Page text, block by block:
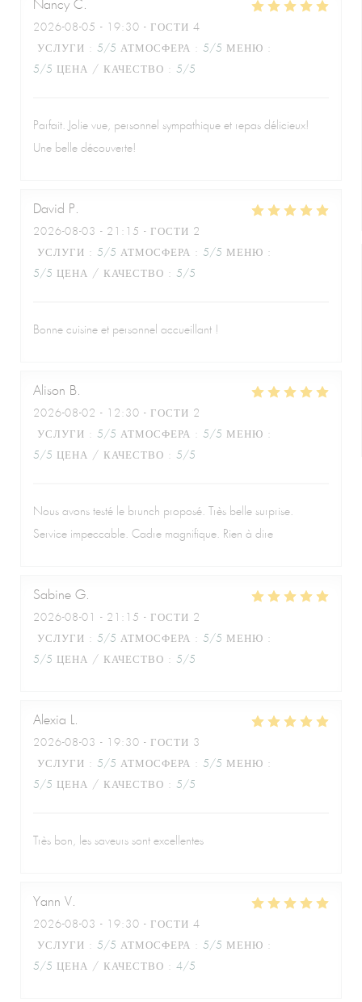
Nancy C
2026-08-05 - 19:30 - ГОСТИ 4
УСЛУГИ : 5/5 АТМОСФЕРА : 5/5 МЕНЮ :
5/5 ЦЕНА / КАЧЕСТВО : 5/5
Parfait. Jolie vue, personnel sympathique et repas délicieux!
Une belle découverte!
David P
2026-08-03 - 21:15 - ГОСТИ 2
УСЛУГИ : 5/5 АТМОСФЕРА : 5/5 МЕНЮ :
5/5 ЦЕНА / КАЧЕСТВО : 5/5
Bonne cuisine et personnel accueillant !
Alison B
2026-08-02 - 12:30 - ГОСТИ 2
УСЛУГИ : 5/5 АТМОСФЕРА : 5/5 МЕНЮ :
5/5 ЦЕНА / КАЧЕСТВО : 5/5
Nous avons testé le brunch proposé. Très belle surprise.
Service impeccable. Cadre magnifique. Rien à dire
Sabine G
2026-08-01 - 21:15 - ГОСТИ 2
УСЛУГИ : 5/5 АТМОСФЕРА : 5/5 МЕНЮ :
5/5 ЦЕНА / КАЧЕСТВО : 5/5
Alexia L
2026-08-03 - 19:30 - ГОСТИ 3
УСЛУГИ : 5/5 АТМОСФЕРА : 5/5 МЕНЮ :
5/5 ЦЕНА / КАЧЕСТВО : 5/5
Très bon, les saveurs sont excellentes
Yann V
2026-08-03 - 19:30 - ГОСТИ 4
УСЛУГИ : 5/5 АТМОСФЕРА : 5/5 МЕНЮ :
5/5 ЦЕНА / КАЧЕСТВО : 4/5